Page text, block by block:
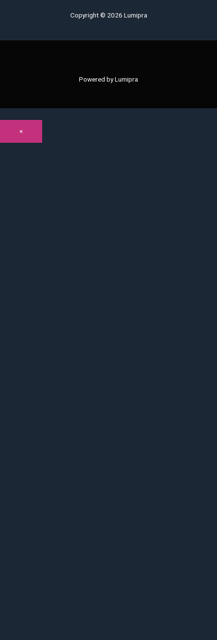
Copyright © 2026 Lumipra
Powered by Lumipra
×